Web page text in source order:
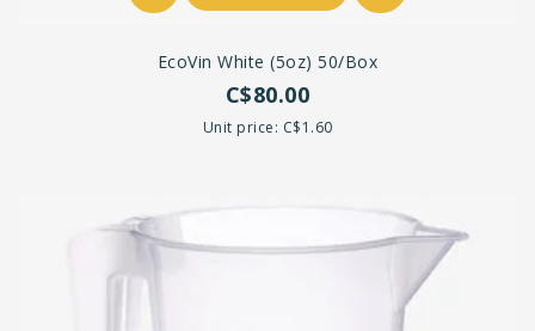
EcoVin White (5oz) 50/box
C$80.00
Unit price: C$1.60